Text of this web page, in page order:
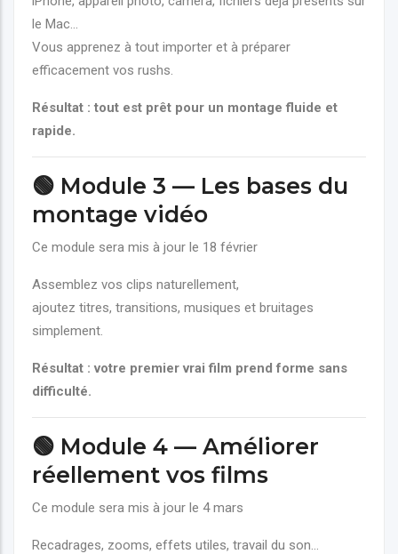
le Mac…
Vous apprenez à tout importer et à préparer
efficacement vos rushs.
Résultat : tout est prêt pour un montage fluide et
rapide.
🟢 Module 3 — Les bases du
montage vidéo
Ce module sera mis à jour le 18 février
Assemblez vos clips naturellement,
ajoutez titres, transitions, musiques et bruitages
simplement.
Résultat : votre premier vrai film prend forme sans
difficulté.
🟢 Module 4 — Améliorer
réellement vos films
Ce module sera mis à jour le 4 mars
Recadrages, zooms, effets utiles, travail du son…